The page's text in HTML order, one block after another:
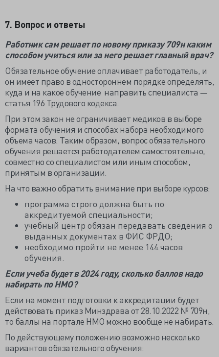
7. Вопрос и ответы
Работник сам решает по новому приказу 709н каким
способом учиться или за него решает главный врач?
Обязательное обучение оплачивает работодатель, и
он имеет право в одностороннем порядке определять,
куда и на какое обучение направить специалиста —
статья 196 Трудового кодекса.
При этом закон не ограничивает медиков в выборе
формата обучения и способах набора необходимого
объема часов. Таким образом, вопрос обязательного
обучения решается работодателем самостоятельно,
совместно со специалистом или иным способом,
принятым в организации.
На что важно обратить внимание при выборе курсов:
программа строго должна быть по
аккредитуемой специальности;
учебный центр обязан передавать сведения о
выданных документах в ФИС ФРДО;
необходимо пройти не менее 144 часов
обучения.
Если учеба будет в 2024 году, сколько баллов надо
набирать по НМО?
Если на момент подготовки к аккредитации будет
действовать приказ Минздрава от 28.10.2022 № 709н,
то баллы на портале НМО можно вообще не набирать.
По действующему положению возможно несколько
вариантов обязательного обучения: